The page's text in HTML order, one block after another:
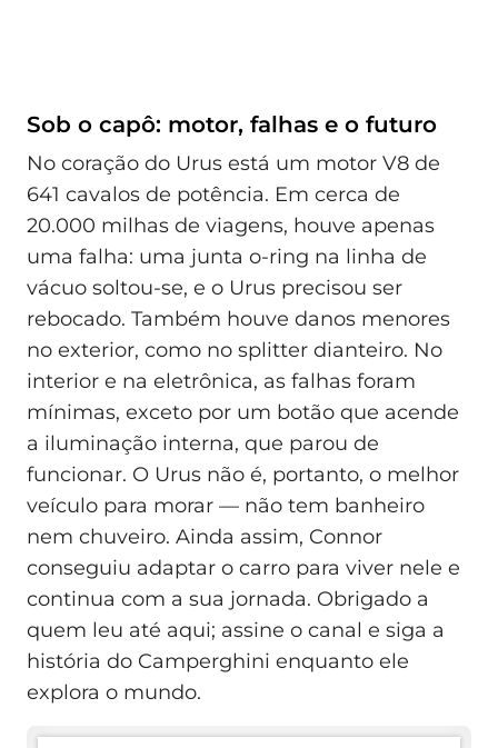
Sob o capô: motor, falhas e o futuro
No coração do Urus está um motor V8 de
641 cavalos de potência. Em cerca de
20.000 milhas de viagens, houve apenas
uma falha: uma junta o-ring na linha de
vácuo soltou-se, e o Urus precisou ser
rebocado. Também houve danos menores
no exterior, como no splitter dianteiro. No
interior e na eletrônica, as falhas foram
mínimas, exceto por um botão que acende
a iluminação interna, que parou de
funcionar. O Urus não é, portanto, o melhor
veículo para morar — não tem banheiro
nem chuveiro. Ainda assim, Connor
conseguiu adaptar o carro para viver nele e
continua com a sua jornada. Obrigado a
quem leu até aqui; assine o canal e siga a
história do Camperghini enquanto ele
explora o mundo.